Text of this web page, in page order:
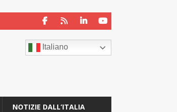
Italiano
NOTIZIE DALL’ITALIA